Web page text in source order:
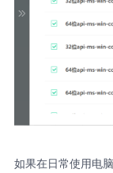
如果在日常使用电